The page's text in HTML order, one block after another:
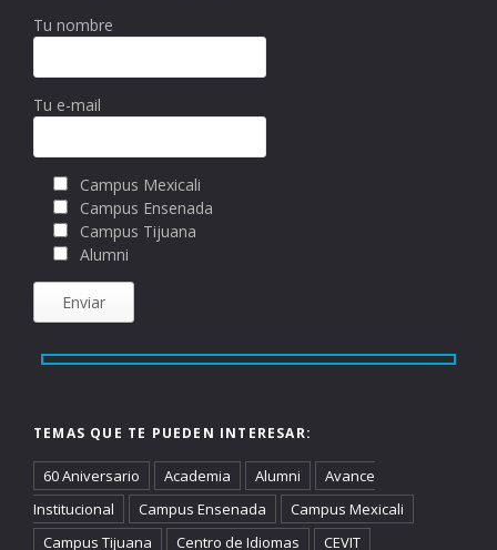
Tu nombre
Tu e-mail
Campus Mexicali
Campus Ensenada
Campus Tijuana
Alumni
TEMAS QUE TE PUEDEN INTERESAR:
60 Aniversario Academia Alumni
Avance
Institucional
Campus Ensenada
Campus Mexicali
Campus Tijuana
Centro de Idiomas
CEVIT